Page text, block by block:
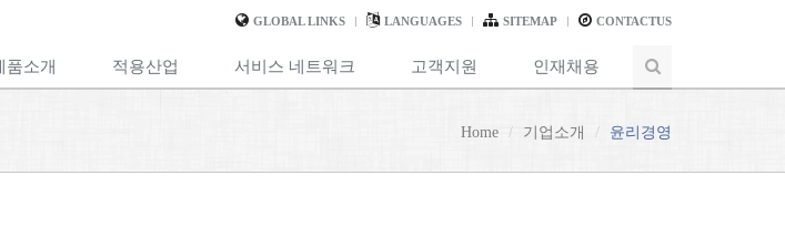
GLOBAL LINKS LANGUAGES SITEMAP CONTACTUS
품소개 적용산업 서비스 네트워크 고객지원 인재채용
Home 기업소개 윤리경영